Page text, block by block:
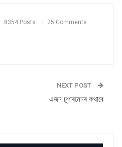
8354 Posts 25 Comments
NEXT POST
এজন চুপাৰমেনৰ কথাৰে